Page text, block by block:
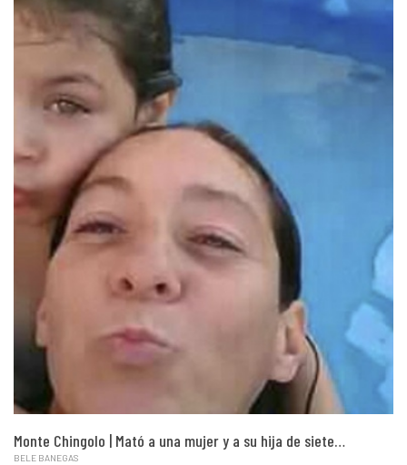
Monte Chingolo | Mató a una mujer y a su hija de siete…
BELE BANEGAS